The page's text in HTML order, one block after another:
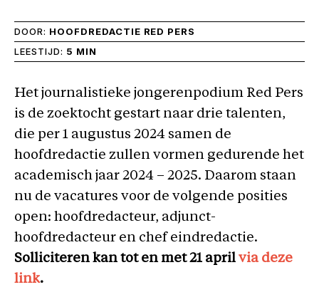
DOOR: HOOFDREDACTIE RED PERS
LEESTIJD: 5 MIN
Het journalistieke jongerenpodium Red Pers
is de zoektocht gestart naar drie talenten,
die per 1 augustus 2024 samen de
hoofdredactie zullen vormen gedurende het
academisch jaar 2024 – 2025. Daarom staan
nu de vacatures voor de volgende posities
open: hoofdredacteur, adjunct-
hoofdredacteur en chef eindredactie.
Solliciteren kan tot en met 21 april via deze
link.